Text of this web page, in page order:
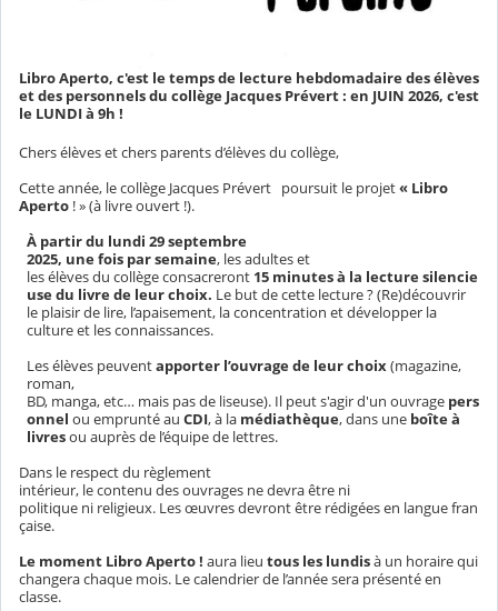
Libro Aperto, c'est le temps de lecture hebdomadaire des élèves
et des personnels du collège Jacques Prévert : en JUIN 2026, c'est
le LUNDI à 9h !
Chers élèves et chers parents d’élèves du collège,
Cette année, le collège Jacques Prévert poursuit le projet« Libro
Aperto ! » (à livre ouvert !).
À partir du lundi 29 septembre
2025, une fois par semaine, les adultes et
les élèves du collège consacreront 15 minutes à la lecture silencie
use du livre de leur choix. Le but de cette lecture ? (Re)découvrir
le plaisir de lire, l’apaisement, la concentration et développer la
culture et les connaissances.
Les élèves peuventapporter l’ouvrage de leur choix(magazine,
roman,
BD, manga, etc… mais pas de liseuse). Il peut s'agir d'un ouvrage pers
onnel ou emprunté au CDI, à la médiathèque, dans une boîte à
livresou auprès de l’équipe de lettres.
Dans le respect du règlement
intérieur, le contenu des ouvrages ne devra être ni
politique ni religieux. Les œuvres devront être rédigées en langue fran
çaise.
Le moment Libro Aperto ! aura lieu tous les lundisà un horaire qui
changera chaque mois. Le calendrier de l’année sera présenté en
classe.